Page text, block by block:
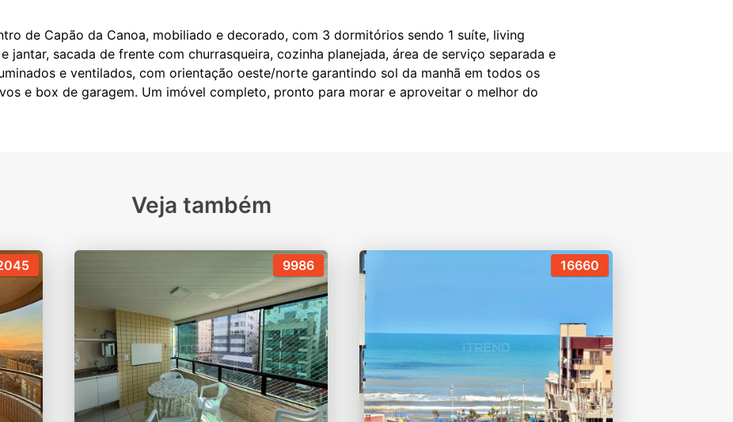
de Capão da Canoa, mobiliado e decorado, com 3 dormitórios sendo 1 suíte, living
jantar, sacada de frente com churrasqueira, cozinha planejada, área de serviço separada e
e ventilados, com orientação oeste/norte garantindo sol da manhã em todos os
e box de garagem. Um imóvel completo, pronto para morar e aproveitar o melhor do
Veja também
9986 16660